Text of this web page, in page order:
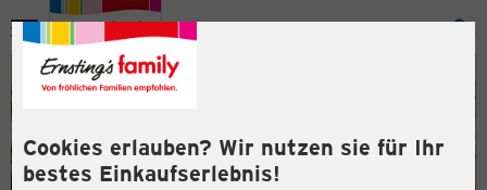
Cookies erlauben? Wir nutzen sie für Ihr
bestes Einkaufserlebnis!
Menü